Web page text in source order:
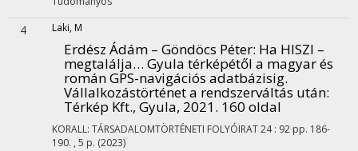
4 Laki, M
Erdész Ádám – Göndöcs Péter: Ha HISZI –
megtalálja… Gyula térképétől a magyar és
román GPS-navigációs adatbázisig.
Vállalkozástörténet a rendszerváltás után:
Térkép Kft., Gyula, 2021. 160 oldal
KORALL: TÁRSADALOMTÖRTÉNETI FOLYÓIRAT24: 92 pp. 186-
190. , 5 p. (2023)